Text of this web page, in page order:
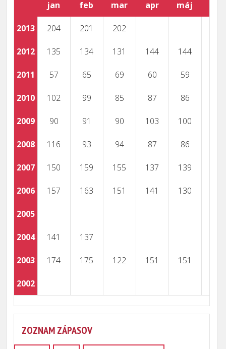
jan feb mar apr máj
2013 204 201 202
2012 135 134 131 144 144
2011 57 65 69 60 59
2010 102 99 85 87 86
2009 90 91 90 103 100
2008 116 93 94 87 86
2007 150 159 155 137 139
2006 157 163 151 141 130
2005
2004 141 137
2003 174 175 122 151 151
2002
ZOZNAM ZÁPASOV